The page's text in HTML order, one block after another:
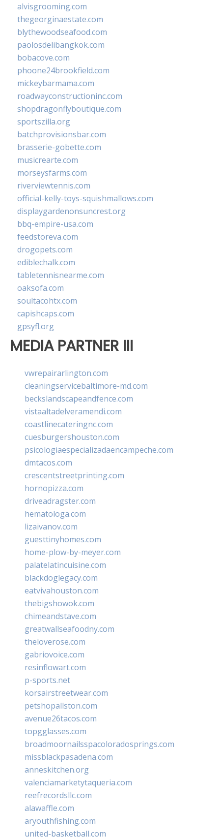
alvisgrooming.com
thegeorginaestate.com
blythewoodseafood.com
paolosdelibangkok.com
bobacove.com
phoone24brookfield.com
mickeybarmama.com
roadwayconstructioninc.com
shopdragonflyboutique.com
sportszilla.org
batchprovisionsbar.com
brasserie-gobette.com
musicrearte.com
morseysfarms.com
riverviewtennis.com
official-kelly-toys-squishmallows.com
displaygardenonsuncrest.org
bbq-empire-usa.com
feedstoreva.com
drogopets.com
ediblechalk.com
tabletennisnearme.com
oaksofa.com
soultacohtx.com
capishcaps.com
gpsyfl.org
MEDIA PARTNER III
vwrepairarlington.com
cleaningservicebaltimore-md.com
beckslandscapeandfence.com
vistaaltadelveramendi.com
coastlinecateringnc.com
cuesburgershouston.com
psicologiaespecializadaencampeche.com
dmtacos.com
crescentstreetprinting.com
hornopizza.com
driveadragster.com
hematologa.com
lizaivanov.com
guesttinyhomes.com
home-plow-by-meyer.com
palatelatincuisine.com
blackdoglegacy.com
eatvivahouston.com
thebigshowok.com
chimeandstave.com
greatwallseafoodny.com
theloverose.com
gabriovoice.com
resinflowart.com
p-sports.net
korsairstreetwear.com
petshopallston.com
avenue26tacos.com
topgglasses.com
broadmoornailsspacoloradosprings.com
missblackpasadena.com
anneskitchen.org
valenciamarketytaqueria.com
reefrecordsllc.com
alawaffle.com
aryouthfishing.com
united-basketball.com